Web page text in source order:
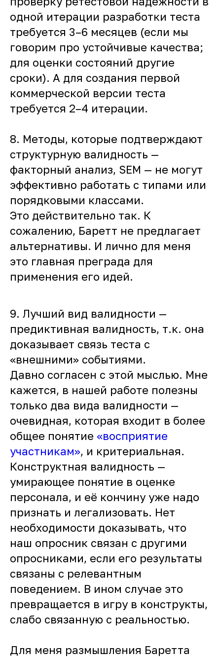
одной итерации разработки теста
требуется 3–6 месяцев (если мы
говорим про устойчивые качества;
для оценки состояний другие
сроки). А для создания первой
коммерческой версии теста
требуется 2–4 итерации.
8. Методы, которые подтверждают
структурную валидность —
факторный анализ, SEM — не могут
эффективно работать с типами или
порядковыми классами.
Это действительно так. К
сожалению, Баретт не предлагает
альтернативы. И лично для меня
это главная преграда для
применения его идей.
9. Лучший вид валидности —
предиктивная валидность, т.к. она
доказывает связь теста с
«внешними» событиями.
Давно согласен с этой мыслью. Мне
кажется, в нашей работе полезны
только два вида валидности —
очевидная, которая входит в более
общее понятие «восприятие
участникам», и критериальная.
Конструктная валидность —
умирающее понятие в оценке
персонала, и её кончину уже надо
признать и легализовать. Нет
необходимости доказывать, что
наш опросник связан с другими
опросниками, если его результаты
связаны с релевантным
поведением. В ином случае это
превращается в игру в конструкты,
слабо связанную с реальностью.
Для меня размышления Баретта